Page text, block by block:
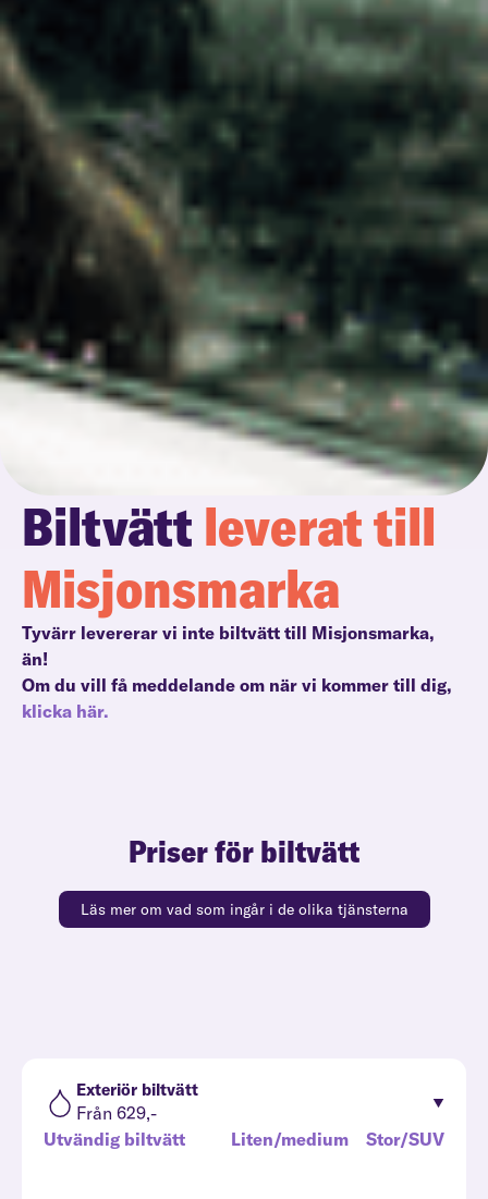
Biltvätt leverat till
Misjonsmarka
Tyvärr levererar vi inte biltvätt till Misjonsmarka,
än!
Om du vill få meddelande om när vi kommer till dig,
klicka här.
Priser för biltvätt
Läs mer om vad som ingår i de olika tjänsterna
Exteriör biltvätt
Från 629,-
Utvändig biltvätt
Liten/medium Stor/SUV